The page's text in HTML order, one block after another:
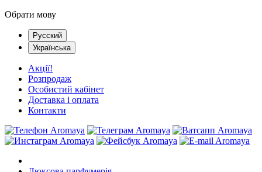
Обрати мову
Русский
Українська
Акції!
Розпродаж
Особистий кабінет
Доставка і оплата
Контакти